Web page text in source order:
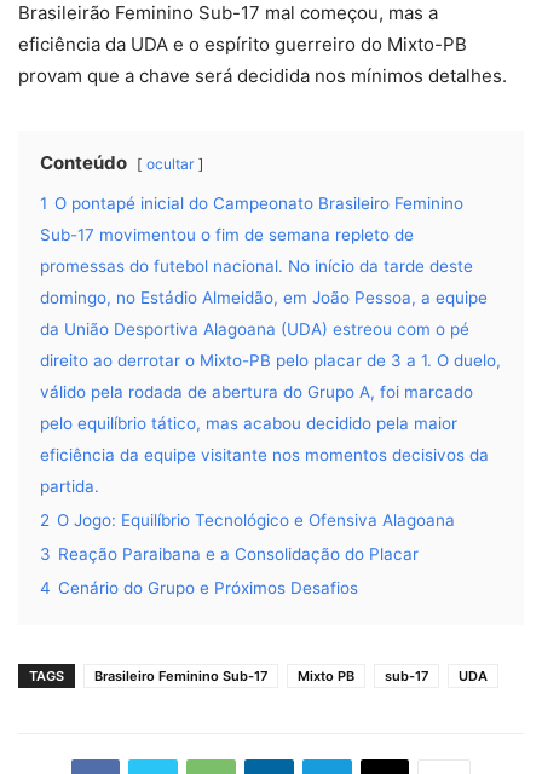
Brasileirão Feminino Sub-17 mal começou, mas a
eficiência da UDA e o espírito guerreiro do Mixto-PB
provam que a chave será decidida nos mínimos detalhes.
Conteúdo ocultar
1 O pontapé inicial do Campeonato Brasileiro Feminino
Sub-17 movimentou o fim de semana repleto de
promessas do futebol nacional. No início da tarde deste
domingo, no Estádio Almeidão, em João Pessoa, a equipe
da União Desportiva Alagoana (UDA) estreou com o pé
direito ao derrotar o Mixto-PB pelo placar de 3 a 1. O duelo,
válido pela rodada de abertura do Grupo A, foi marcado
pelo equilíbrio tático, mas acabou decidido pela maior
eficiência da equipe visitante nos momentos decisivos da
partida.
2 O Jogo: Equilíbrio Tecnológico e Ofensiva Alagoana
3 Reação Paraibana e a Consolidação do Placar
4 Cenário do Grupo e Próximos Desafios
TAGS Brasileiro Feminino Sub-17 Mixto PB sub-17 UDA